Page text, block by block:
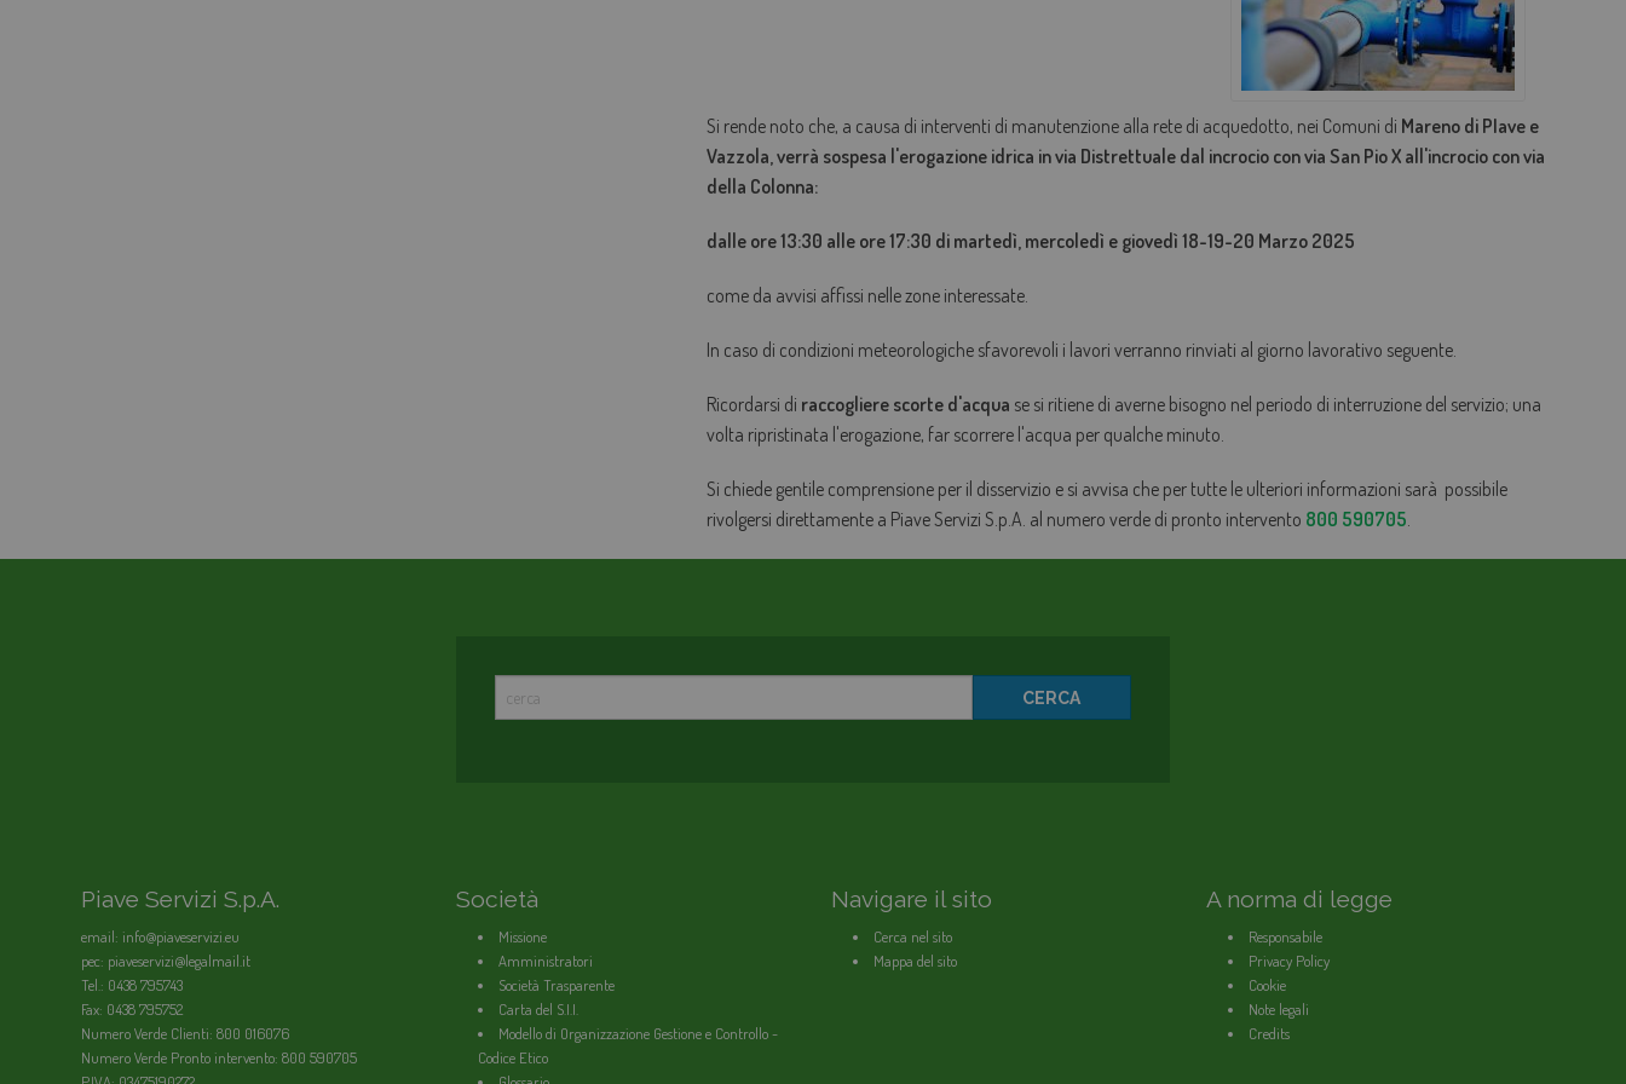
AGEVOLAZIONI TARIFFARIE
PERDITE OCCULTE - FONDO ACQUA PER TE
BOLLETTA SEMPLICE
MICROFINANZIAMENTI PER ALLACCI FOGNARI
Si rende noto che, a causa di interventi di manutenzione alla rete di acquedotto, nei Comuni di Mareno di PIave e
Vazzola, verrà sospesa l'erogazione idrica in via Distrettuale dal incrocio con via San Pio X all'incrocio con via
della Colonna:
dalle ore 13:30 alle ore 17:30 di martedì, mercoledì e giovedì 18-19-20 Marzo 2025
come da avvisi affissi nelle zone interessate.
In caso di condizioni meteorologiche sfavorevoli i lavori verranno rinviati al giorno lavorativo seguente.
Ricordarsi di raccogliere scorte d'acqua se si ritiene di averne bisogno nel periodo di interruzione del servizio; una
volta ripristinata l'erogazione, far scorrere l'acqua per qualche minuto.
Si chiede gentile comprensione per il disservizio e si avvisa che per tutte le ulteriori informazioni sarà possibile
rivolgersi direttamente a Piave Servizi S.p.A. al numero verde di pronto intervento 800 590705.
CERCA
Piave Servizi S.p.A.
email: info@piaveservizi.eu
pec: piaveservizi@legalmail.it
Tel.: 0438 795743
Fax: 0438 795752
Numero Verde Clienti: 800 016076
Numero Verde Pronto intervento: 800 590705
Società
Missione
Amministratori
Società Trasparente
Carta del S.I.I.
Modello di Organizzazione Gestione e Controllo -
Codice Etico
Navigare il sito
Cerca nel sito
Mappa del sito
A norma di legge
Responsabile
Privacy Policy
Cookie
Note legali
Credits